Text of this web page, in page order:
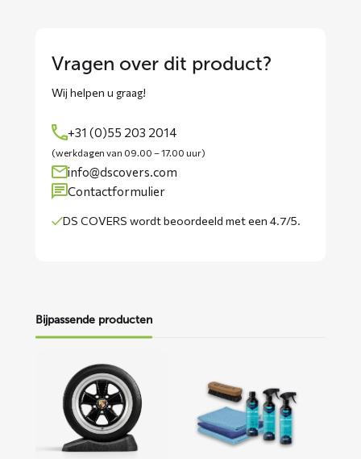
Vragen over dit product?
Wij helpen u graag!
+31 (0)55 203 2014
(werkdagen van 09.00 – 17.00 uur)
info@dscovers.com
Contactformulier
DS COVERS wordtbeoordeeld met een 4.7/5.
Bijpassende producten
Bandenbeschermers
Interieurpakket